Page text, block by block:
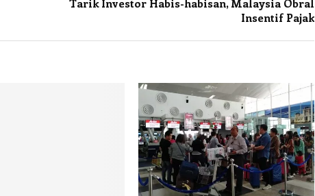
Tarik Investor Habis-habisan, Malaysia Obral
Insentif Pajak